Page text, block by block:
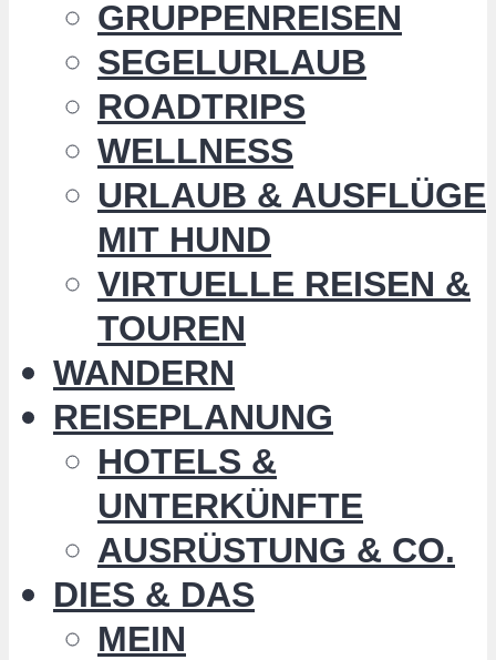
GRUPPENREISEN
SEGELURLAUB
ROADTRIPS
WELLNESS
URLAUB & AUSFLÜGE
MIT HUND
VIRTUELLE REISEN &
TOUREN
WANDERN
REISEPLANUNG
HOTELS &
UNTERKÜNFTE
AUSRÜSTUNG & CO.
DIES & DAS
MEIN